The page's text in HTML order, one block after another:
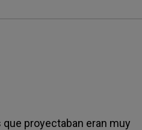
proyectaban eran muy